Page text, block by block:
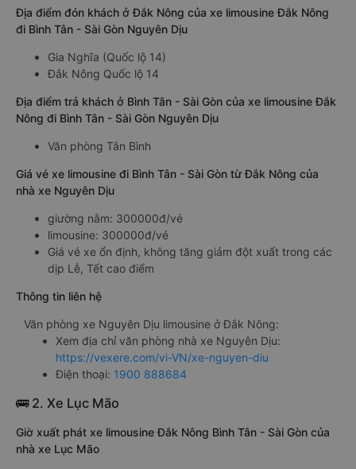
Địa điểm đón khách ở Đắk Nông của xe limousine Đắk Nông
đi Bình Tân - Sài Gòn Nguyên Dịu
Gia Nghĩa (Quốc lộ 14)
Đắk Nông Quốc lộ 14
Địa điểm trả khách ở Bình Tân - Sài Gòn của xe limousine Đắk
Nông đi Bình Tân - Sài Gòn Nguyên Dịu
Văn phòng Tân Bình
Giá vé xe limousine đi Bình Tân - Sài Gòn từ Đắk Nông của
nhà xe Nguyên Dịu
giường nằm: 300000đ/vé
limousine: 300000đ/vé
Giá vé xe ổn định, không tăng giảm đột xuất trong các
dịp Lễ, Tết cao điểm
Thông tin liên hệ
Văn phòng xe Nguyên Dịu limousine ở Đắk Nông:
Xem địa chỉ văn phòng nhà xe Nguyên Dịu:
https://vexere.com/vi-VN/xe-nguyen-diu
Điện thoại: 1900 888684
🚌 2. Xe Lục Mão
Giờ xuất phát xe limousine Đắk Nông Bình Tân - Sài Gòn của
nhà xe Lục Mão